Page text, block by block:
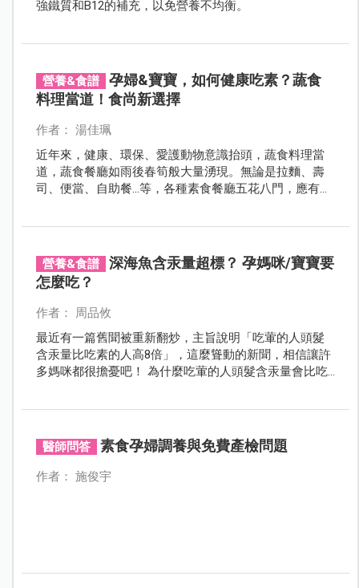
強鐵質和B12的補充，以免營養不均衡。
營養&食譜
孕婦&寶寶，如何健康吃素？蔬食
料理當道！食尚新選擇
作者： 湯佳珮
近年來，健康、環保、愛護動物意識抬頭，蔬食料理當
道，蔬食餐廳如雨後春筍般大量湧現。無論是拉麵、壽
司、便當、自助餐…等，各種素食餐廳五花八門，應有盡
營養&食譜
深海魚含汞量超標？ 孕媽咪/寶寶要
怎麼吃？
作者： 周品攸
最近有一篇舊聞被重新翻炒，主旨說明「吃葷的人頭髮
含汞量比吃素的人高8倍」，這麼聳動的新聞，相信讓許
多媽咪都很擔憂吧！ 為什麼吃葷的人頭髮含汞量會比吃
汞，但這樣到底該怎麼吃才好呢？
醫師問答 素食孕婦調養與免費產檢問題
作者： 施俊宇